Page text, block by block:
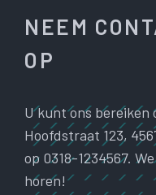
NEEM
OP
U kunt ons bereiken
Hoofdstraat 123,
op 0318-1234567.
horen!